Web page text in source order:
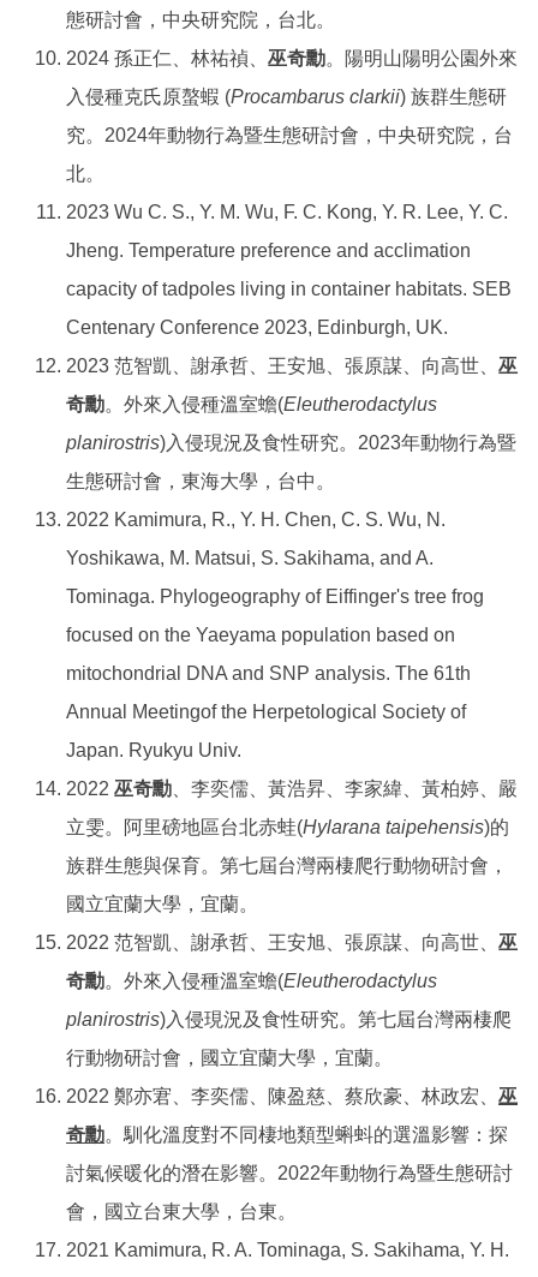
態研討會，中央研究院，台北。
2024 孫正仁、林祐禎、 巫奇勳。陽明山陽明公園外來
入侵種克氏原螯蝦 (Procambarus clarkii) 族群生態研
究。2024年動物行為暨生態研討會，中央研究院，台
北。
2023 Wu C. S., Y. M. Wu, F. C. Kong, Y. R. Lee, Y. C.
Jheng. Temperature preference and acclimation
capacity of tadpoles living in container habitats. SEB
Centenary Conference 2023, Edinburgh, UK.
2023 范智凱、謝承哲、王安旭、張原謀、向高世、 巫
奇勳。外來入侵種溫室蟾(Eleutherodactylus
planirostris)入侵現況及食性研究。2023年動物行為暨
生態研討會，東海大學，台中。
2022 Kamimura, R., Y. H. Chen, C. S. Wu, N.
Yoshikawa, M. Matsui, S. Sakihama, and A.
Tominaga. Phylogeography of Eiffinger's tree frog
focused on the Yaeyama population based on
mitochondrial DNA and SNP analysis. The 61th
Annual Meetingof the Herpetological Society of
Japan. Ryukyu Univ.
2022 巫奇勳 、李奕儒、黃浩昇、李家緯、黃柏婷、嚴
立雯。阿里磅地區台北赤蛙(Hylarana taipehensis)的
族群生態與保育。第七屆台灣兩棲爬行動物研討會，
國立宜蘭大學，宜蘭。
2022 范智凱、謝承哲、王安旭、張原謀、向高世、 巫
奇勳。外來入侵種溫室蟾(Eleutherodactylus
planirostris)入侵現況及食性研究。第七屆台灣兩棲爬
行動物研討會，國立宜蘭大學，宜蘭。
2022 鄭亦宭、李奕儒、陳盈慈、蔡欣豪、林政宏、 巫
奇勳。馴化溫度對不同棲地類型蝌蚪的選溫影響：探
討氣候暖化的潛在影響。2022年動物行為暨生態研討
會，國立台東大學，台東。
2021 Kamimura, R. A. Tominaga, S. Sakihama, Y. H.